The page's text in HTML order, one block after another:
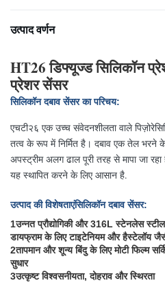
उत्पाद वर्णन
HT26 डिफ्यूज्ड सिलिकॉन
प्रेशर सेंसर
सिलिकॉन दबाव सेंसर का परिचय:
एचटी२६ एक उच्च संवेदनशीलता वाले
तत्व के रूप में निर्मित है। दबाव एक तेल भरने
अपस्ट्रीम अलग ढाल पूरी तरह से मापा जा
यह स्थापित करने के लिए आसान है.
उत्पाद की विशेषताएंसिलिकॉन दबाव सेंसर:
1उन्नत प्रौद्योगिकी और 316L स्टेनलेस
डायफ्राम के लिए टाइटेनियम और हैस्टेलॉय
2तापमान और शून्य बिंदु के लिए मोटी फिल्म
सुधार
3उत्कृष्ट विश्वसनीयता, दोहराव और स्थिरता